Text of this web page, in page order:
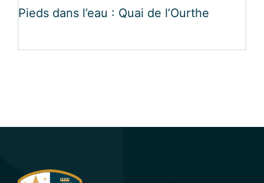
Pieds dans l’eau : Quai de l’Ourthe